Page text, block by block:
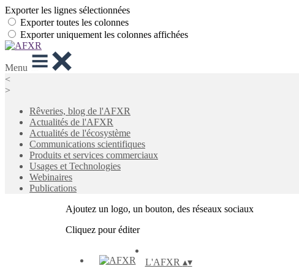
Exporter les lignes sélectionnées
Exporter toutes les colonnes
Exporter uniquement les colonnes affichées
Menu
<
>
Rêveries, blog de l'AFXR
Actualités de l'AFXR
Actualités de l'écosystème
Communications scientifiques
Produits et services commerciaux
Usages et Technologies
Webinaires
Publications
Ajoutez un logo, un bouton, des réseaux sociaux
Cliquez pour éditer
L'AFXR ▴▾